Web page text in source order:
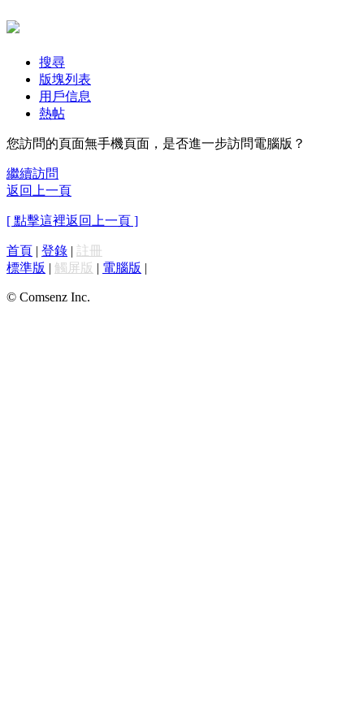
搜尋
版塊列表
用戶信息
熱帖
您訪問的頁面無手機頁面，是否進一步訪問電腦版？
繼續訪問
返回上一頁
[ 點擊這裡返回上一頁 ]
首頁 | 登錄 | 註冊
標準版 | 觸屏版 | 電腦版 |
© Comsenz Inc.